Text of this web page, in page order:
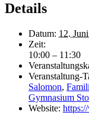
Details
Datum: 12.
Zeit:
10:00 – 11:30
Veranstaltung-
Salomon,
Gymnasium
Website: